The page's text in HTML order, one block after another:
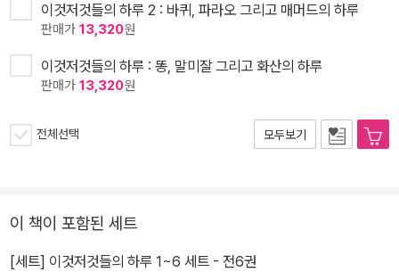
이것저것들의 하루 2 : 바퀴, 파라오 그리고 매머드의 하루
판매가 13,320원
이것저것들의 하루 : 똥, 말미잘 그리고 화산의 하루
판매가 13,320원
전체선택 모두보기
이 책이 포함된 세트
[세트] 이것저것들의 하루 1~6 세트 - 전6권